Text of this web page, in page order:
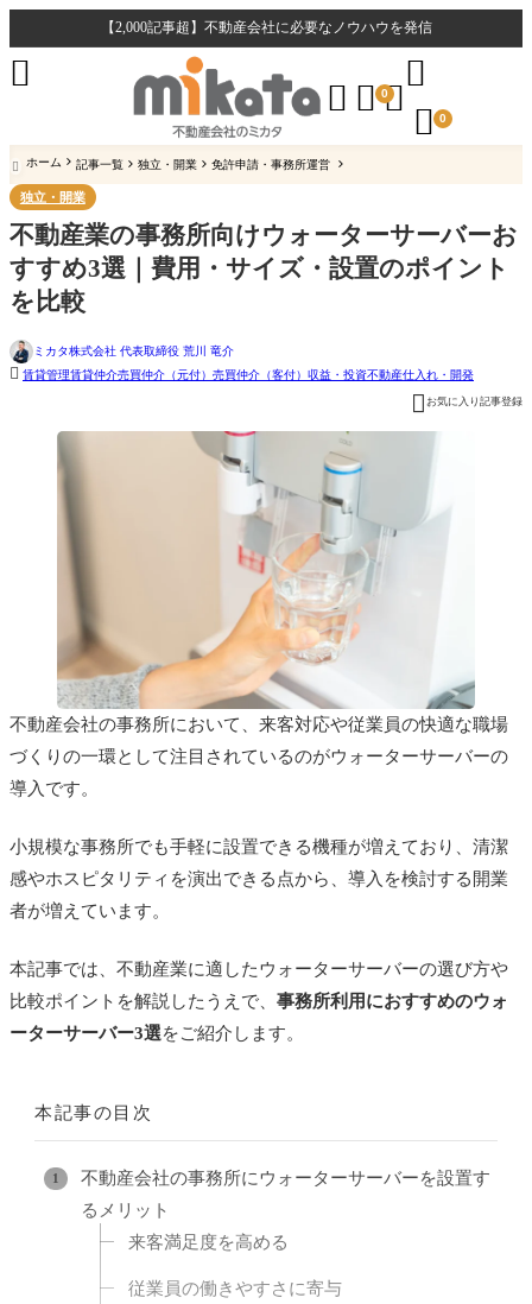
【2,000記事超】不動産会社に必要なノウハウを発信
  0

 0

 ホーム 記事一覧 独立・開業 免許申請・事務所運営
独立・開業
不動産業の事務所向けウォーターサーバーお
すすめ3選｜費用・サイズ・設置のポイント
を比較
ミカタ株式会社 代表取締役 荒川 竜介
 賃貸管理賃貸仲介売買仲介（元付） 売買仲介（客付） 収益・投資不動産仕入れ・開発
 お気に入り記事登録
不動産会社の事務所において、来客対応や従業員の快適な職場
づくりの一環として注目されているのがウォーターサーバーの
導入です。
小規模な事務所でも手軽に設置できる機種が増えており、清潔
感やホスピタリティを演出できる点から、導入を検討する開業
者が増えています。
本記事では、不動産業に適したウォーターサーバーの選び方や
比較ポイントを解説したうえで、 事務所利用におすすめのウォ
ーターサーバー3選をご紹介します。
本記事の目次
不動産会社の事務所にウォーターサーバーを設置す
るメリット
来客満足度を高める
従業員の働きやすさに寄与